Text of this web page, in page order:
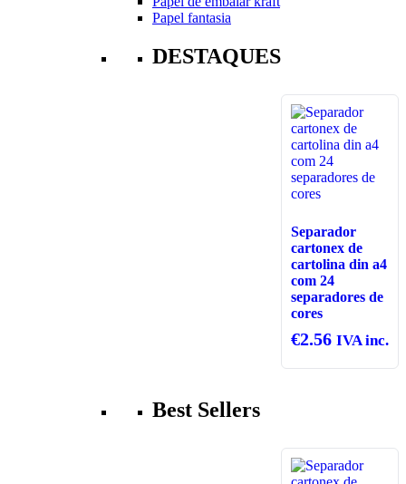
Papel fantasia
DESTAQUES
Separador
cartonex de
cartolina din a4
com 24
separadores de
cores
€2.56 IVA inc.
Best Sellers